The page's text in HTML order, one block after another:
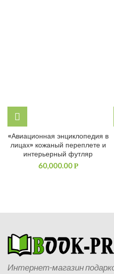
«Авиационная энциклопедия в
лицах» кожаный переплете и
интерьерный футляр
60,000.00Р
Интернет-магазин